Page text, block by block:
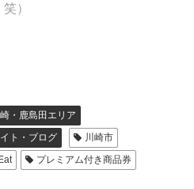
）
・鹿島田エリア
ト・ブログ
川崎市
プレミアム付き商品券